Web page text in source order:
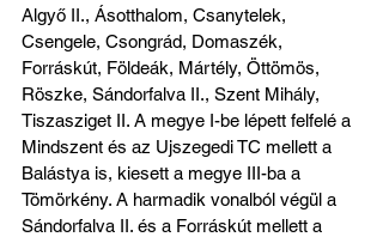
Algyő II., Ásotthalom, Csanytelek,
Csengele, Csongrád, Domaszék,
Forráskút, Földeák, Mártély, Öttömös,
Röszke, Sándorfalva II., Szent Mihály,
Tiszasziget II. A megye I-be lépett felfelé a
Mindszent és az Ujszegedi TC mellett a
Balástya is, kiesett a megye III-ba a
Tömörkény. A harmadik vonalból végül a
Sándorfalva II. és a Forráskút mellett a